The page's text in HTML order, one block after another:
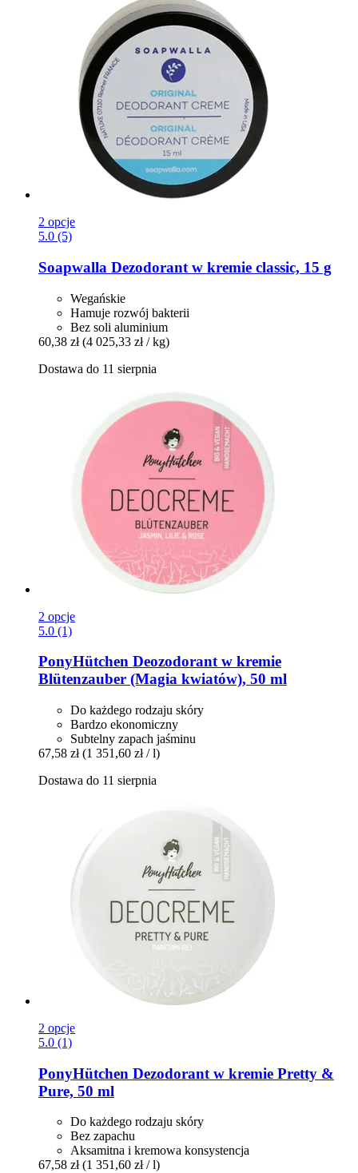
2 opcje
5.0 (5)
Soapwalla Dezodorant w kremie classic, 15 g
Wegańskie
Hamuje rozwój bakterii
Bez soli aluminium
60,38 zł (4 025,33 zł / kg)
Dostawa do 11 sierpnia
2 opcje
5.0 (1)
PonyHütchen Deozodorant w kremie
Blütenzauber (Magia kwiatów), 50 ml
Do każdego rodzaju skóry
Bardzo ekonomiczny
Subtelny zapach jaśminu
67,58 zł (1 351,60 zł / l)
Dostawa do 11 sierpnia
2 opcje
5.0 (1)
PonyHütchen Dezodorant w kremie Pretty &
Pure, 50 ml
Do każdego rodzaju skóry
Bez zapachu
Aksamitna i kremowa konsystencja
67,58 zł (1 351,60 zł / l)